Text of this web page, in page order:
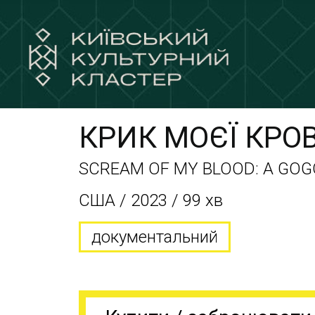
КРИК МОЄЇ
SCREAM OF MY BLOOD: A
США / 2023 / 99 хв
документальний